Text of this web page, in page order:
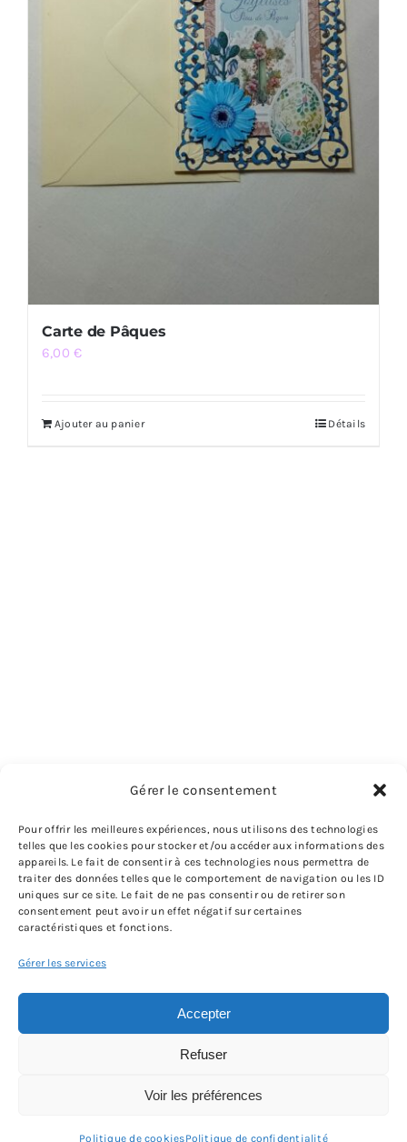
Gérer le consentement
Pour offrir les meilleures expériences, nous utilisons des technologies
telles que les cookies pour stocker et/ou accéder aux informations des
appareils. Le fait de consentir à ces technologies nous permettra de
traiter des données telles que le comportement de navigation ou les ID
uniques sur ce site. Le fait de ne pas consentir ou de retirer son
consentement peut avoir un effet négatif sur certaines
caractéristiques et fonctions.
Gérer les services
Accepter
Refuser
Voir les préférences
Politique de cookiesPolitique de confidentialité
Carte de Pâques
6,00€
Ajouter au panier Détails
Condition Général de Vente (CGV)